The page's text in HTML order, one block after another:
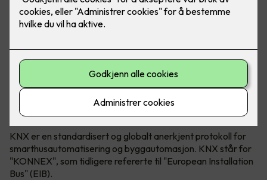
KNX Association både utvikler og eier teknologien. KNX
kan brukes i både næringsbygg, borettslag og bolig.
Hva er egentlig KNX?
KNX er en standardisert og globalt anerkjent protokoll for
smarthusautomatisering og byggautomasjon. KNX står for
"KONNEX", som tidligere refererte til "European Installation
Bus" (EIB).